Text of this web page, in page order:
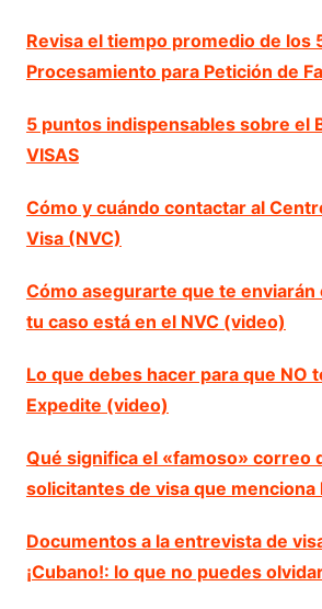
Revisa el tiempo promedio de los
Procesamiento para Petición de
5 puntos indispensables sobre el
VISAS
Cómo y cuándo contactar al
Visa (NVC)
Cómo asegurarte que te enviarán
tu caso está en el NVC (video)
Lo que debes hacer para que NO
Expedite (video)
Qué significa el «famoso» correo
solicitantes de visa que menciona
Documentos a la entrevista de
¡Cubano!: lo que no puedes